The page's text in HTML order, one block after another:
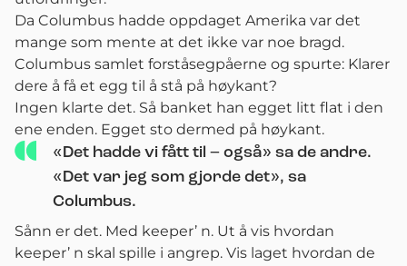
Da Columbus hadde oppdaget Amerika var det
mange som mente at det ikke var noe bragd.
Columbus samlet forståsegpåerne og spurte: Klarer
dere å få et egg til å stå på høykant?
Ingen klarte det. Så banket han egget litt flat i den
ene enden. Egget sto dermed på høykant.
«Det hadde vi fått til – også» sa de andre.
«Det var jeg som gjorde det», sa
Columbus.
Sånn er det. Med keeper’ n. Ut å vis hvordan
keeper’ n skal spille i angrep. Vis laget hvordan de